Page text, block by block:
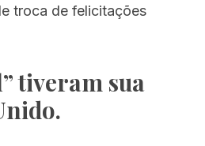
troca de felicitações
” tiveram sua